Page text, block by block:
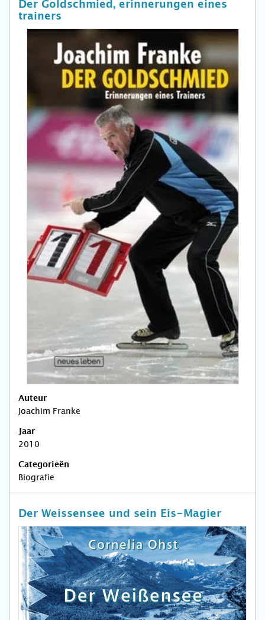
Der Goldschmied, erinnerungen eines
trainers
Auteur
Joachim Franke
Jaar
2010
Categorieën
Biografie
Der Weissensee und sein Eis-Magier